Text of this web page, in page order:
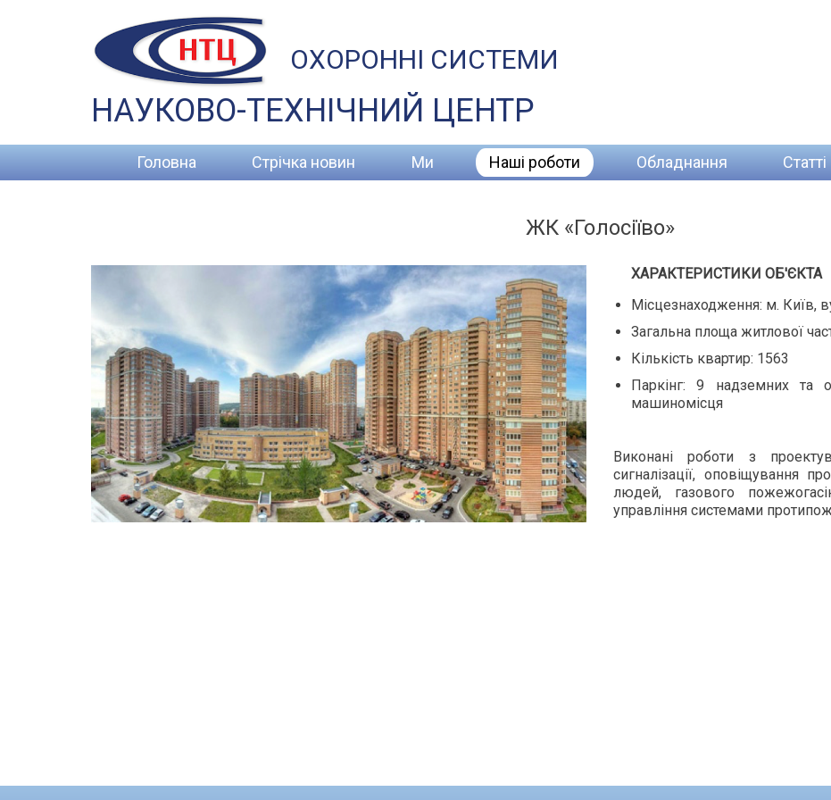
ОХОРОННІ СИСТЕМИ
НАУКОВО-ТЕХНІЧНИЙ ЦЕНТР
Головна Стрічка новин Ми Наші роботи Обладнання Статті
ЖК «Голосіїво»
ХАРАКТЕРИСТИКИ ОБ'ЄКТА
Місцезнаходження: м. Київ,
Загальна площа житлової
Кількість квартир: 1563
Паркінг: 9 надземних та
машиномісця
Виконані роботи з
сигналізації, оповіщування
людей, газового
управління системами